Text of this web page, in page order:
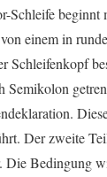
Schleife beginnt
einem in
Schleifenkopf
Semikolon
Der zweite
Die Bedingung